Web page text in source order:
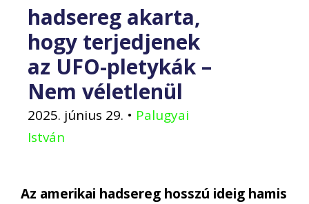
hadsereg akarta,
hogy terjedjenek
az UFO-pletykák –
Nem véletlenül
2025. június 29. • Palugyai
István
Az amerikai hadsereg hosszú ideig hamis